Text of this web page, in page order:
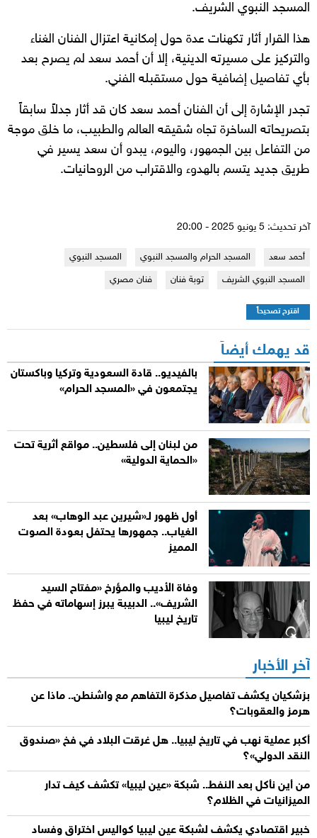
المسجد النبوي الشريف.
هذا القرار أثار تكهنات عدة حول إمكانية اعتزال الفنان الغناء
والتركيز على مسيرته الدينية، إلا أن أحمد سعد لم يصرح بعد
بأي تفاصيل إضافية حول مستقبله الفني.
تجدر الإشارة إلى أن الفنان أحمد سعد كان قد أثار جدلاً سابقاً
بتصريحاته الساخرة تجاه شقيقه العالم والطبيب، ما خلق موجة
من التفاعل بين الجمهور، واليوم، يبدو أن سعد يسير في
طريق جديد يتسم بالهدوء والاقتراب من الروحانيات.
آخر تحديث: 5 يونيو 2025 - 20:00
أحمد سعد المسجد الحرام والمسجد النبوي
المسجد النبوي
المسجد النبوي الشريف
توبة فنان فنان مصري
اقترح تصحيحاً
قد يهمك أيضاً
بالفيديو.. قادة السعودية وتركيا وباكستان
يجتمعون في «المسجد الحرام»
من لبنان إلى فلسطين.. مواقع أثرية تحت
«الحماية الدولية»
أول ظهور لـ«شيرين عبد الوهاب» بعد
الغياب.. جمهورها يحتفل بعودة الصوت
المميز
وفاة الأديب والمؤرخ «مفتاح السيد
الشريف».. الدبيبة يبرز إسهاماته في حفظ
تاريخ ليبيا
آخر الأخبار
بزشكيان يكشف تفاصيل مذكرة التفاهم مع واشنطن.. ماذا عن
هرمز والعقوبات؟
أكبر عملية نهب في تاريخ ليبيا.. هل غرقت البلاد في فخ «صندوق
النقد الدولي»؟
من أين نأكل بعد النفط.. شبكة «عين ليبيا» تكشف كيف تدار
الميزانيات في الظلام؟
خبير اقتصادي يكشف لشبكة عين ليبيا كواليس اختراق وفساد